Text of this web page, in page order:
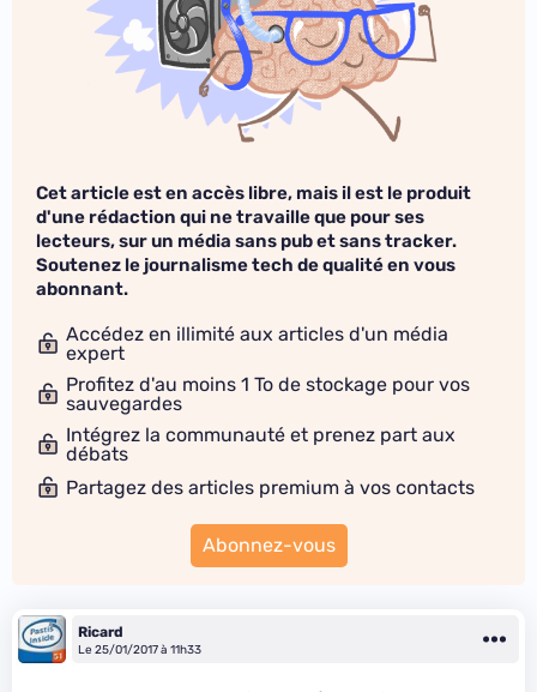
Cet article est en accès libre, mais il est le produit
d'une rédaction qui ne travaille que pour ses
lecteurs, sur un média sans pub et sans tracker.
Soutenez le journalisme tech de qualité en vous
abonnant.
Accédez en illimité aux articles d'un média
expert
Profitez d'au moins 1 To de stockage pour vos
sauvegardes
Intégrez la communauté et prenez part aux
débats
Partagez des articles premium à vos contacts
Abonnez-vous
Ricard
Le 25/01/2017 à 11h33